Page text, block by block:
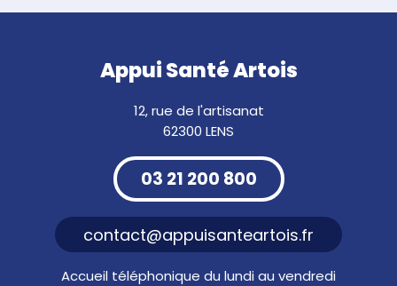
Appui Santé Artois
12, rue de l'artisanat
62300 LENS
03 21 200 800
contact@appuisanteartois.fr
Accueil téléphonique du lundi au vendredi